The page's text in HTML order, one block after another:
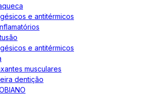
e antitérmicos
e antitérmicos
musculares
dentição